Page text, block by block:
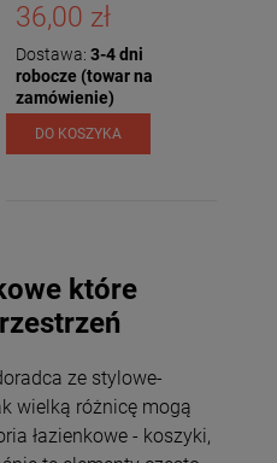
36,00 zł
Dostawa: 3-4 dni
robocze (towar na
zamówienie)
DO KOSZYKA
które
ze stylowe-
wielką różnicę mogą
łazienkowe - koszyki,